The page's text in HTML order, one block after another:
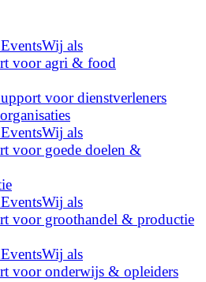
EventsWij als
voor agri & food
voor dienstverleners
EventsWij als
voor goede doelen &
EventsWij als
voor groothandel & productie
EventsWij als
voor onderwijs & opleiders